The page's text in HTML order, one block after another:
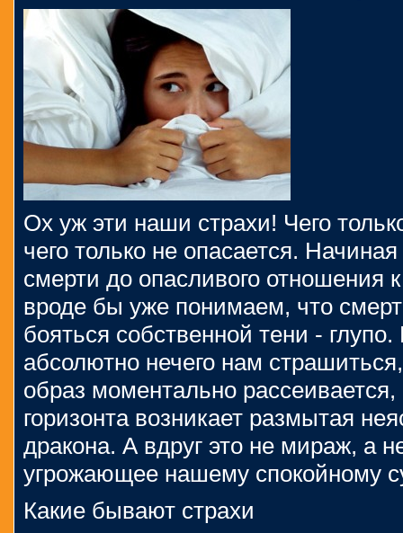
Ох уж эти наши страхи! Чего
чего только не опасается.
смерти до опасливого отношения
вроде бы уже понимаем, что
бояться собственной тени -
абсолютно нечего нам
образ моментально рассеивается,
горизонта возникает размытая
дракона. А вдруг это не мираж, а
угрожающее нашему спокойному
Какие бывают страхи